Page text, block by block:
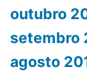
outubro
setembro
agosto